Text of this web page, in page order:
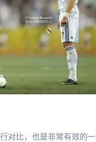
对比，也是非常有效的